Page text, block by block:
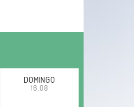
DOMINGO
16.08